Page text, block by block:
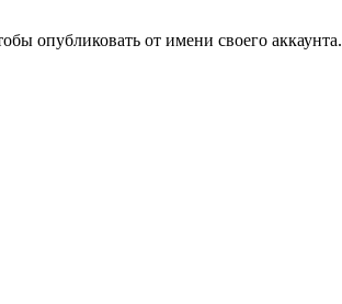
опубликовать от имени своего аккаунта.